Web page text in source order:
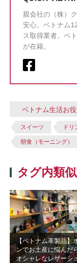
親会社の（株）
安心。ベトナム
ス取得業者。ベ
が在籍。
ベトナム生活お
スイーツ ドリ
朝食（モーニング）
タグ内類
【ベトナム革製品】
ンでお土産に悩んだ
オシャレなレザーシ